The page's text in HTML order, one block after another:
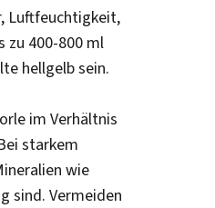
Luftfeuchtigkeit,
zu 400-800 ml
hellgelb sein.
im Verhältnis
starkem
wie
sind. Vermeiden